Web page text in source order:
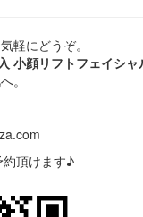
軽にどうぞ。
小顔リフトフェイシャ
。
頂けます♪